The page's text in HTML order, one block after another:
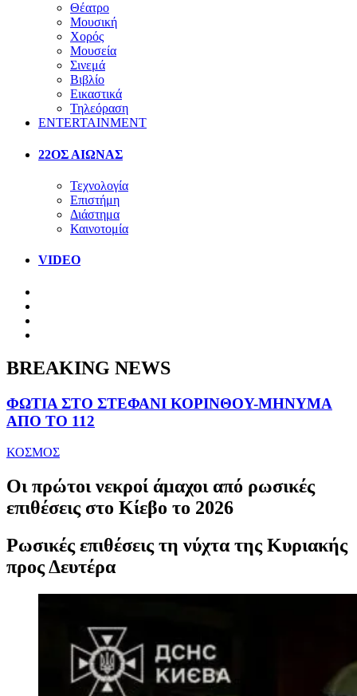
Θέατρο
Μουσική
Χορός
Μουσεία
Σινεμά
Βιβλίο
Εικαστικά
Τηλεόραση
ENTERTAINMENT
22ΟΣ ΑΙΩΝΑΣ
Τεχνολογία
Επιστήμη
Διάστημα
Καινοτομία
VIDEO
BREAKING NEWS
ΦΩΤΙΑ ΣΤΟ ΣΤΕΦΑΝΙ ΚΟΡΙΝΘΟΥ-ΜΗΝΥΜΑ
ΑΠΟ ΤΟ 112
ΚΟΣΜΟΣ
Οι πρώτοι νεκροί άμαχοι από ρωσικές
επιθέσεις στο Κίεβο το 2026
Ρωσικές επιθέσεις τη νύχτα της Κυριακής
προς Δευτέρα